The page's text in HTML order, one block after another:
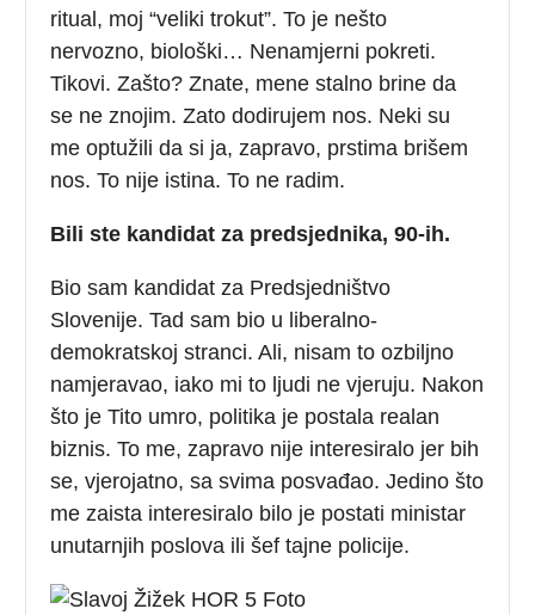
ritual, moj “veliki trokut”. To je nešto
nervozno, biološki… Nenamjerni pokreti.
Tikovi. Zašto? Znate, mene stalno brine da
se ne znojim. Zato dodirujem nos. Neki su
me optužili da si ja, zapravo, prstima brišem
nos. To nije istina. To ne radim.
Bili ste kandidat za predsjednika, 90-ih.
Bio sam kandidat za Predsjedništvo
Slovenije. Tad sam bio u liberalno-
demokratskoj stranci. Ali, nisam to ozbiljno
namjeravao, iako mi to ljudi ne vjeruju. Nakon
što je Tito umro, politika je postala realan
biznis. To me, zapravo nije interesiralo jer bih
se, vjerojatno, sa svima posvađao. Jedino što
me zaista interesiralo bilo je postati ministar
unutarnjih poslova ili šef tajne policije.